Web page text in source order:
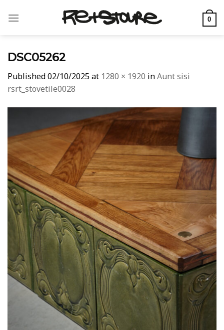
0
DSC05262
Published02/10/2025at 1280 × 1920 inAunt sisi
rsrt_stovetile0028